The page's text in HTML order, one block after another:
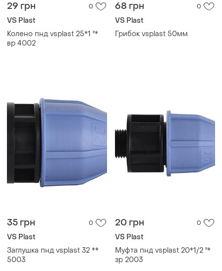
29 грн 0
VS Plast
Колено пнд vsplast 25*1 ''*
вр 4002
68 грн 0
VS Plast
Грибок vsplast 50мм
35 грн 0
VS Plast
Заглушка пнд vsplast 32 **
5003
20 грн 0
VS Plast
Муфта пнд vsplast 20*1/2 ''*
зр 2003